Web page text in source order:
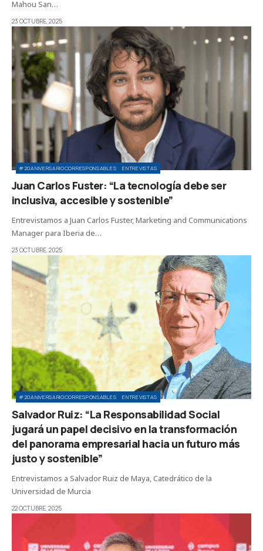
Mahou San…
23 OCTUBRE, 2025
#20ANIVERSARIOCORRESPONSABLES ENTREVISTAS
Juan Carlos Fuster: “La tecnología debe ser
inclusiva, accesible y sostenible”
Entrevistamos a Juan Carlos Fuster, Marketing and Communications
Manager para Iberia de…
23 OCTUBRE, 2025
#20ANIVERSARIOCORRESPONSABLES ENTREVISTAS
Salvador Ruiz: “La Responsabilidad Social
jugará un papel decisivo en la transformación
del panorama empresarial hacia un futuro más
justo y sostenible”
Entrevistamos a Salvador Ruiz de Maya, Catedrático de la
Universidad de Murcia
22 OCTUBRE, 2025